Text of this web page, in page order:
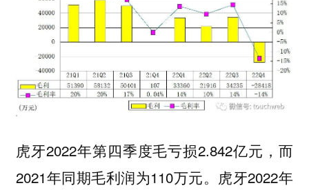
虎牙2022年第四季度毛亏损2.842亿元，而
2021年同期毛利润为110万元。虎牙2022年